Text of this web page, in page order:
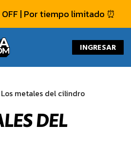
| Por tiempo limitado ⏰
INGRESAR
Los metales del cilindro
DEL